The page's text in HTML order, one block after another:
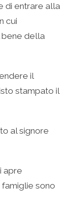
di entrare alla
cui
bene della
il
stampato il
al signore
apre
sono